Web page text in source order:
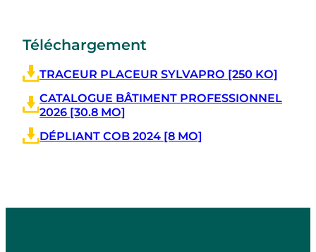
Téléchargement
TRACEUR PLACEUR SYLVAPRO [250 KO]
CATALOGUE BÂTIMENT PROFESSIONNEL
2026 [30.8 MO]
DÉPLIANT COB 2024 [8 MO]